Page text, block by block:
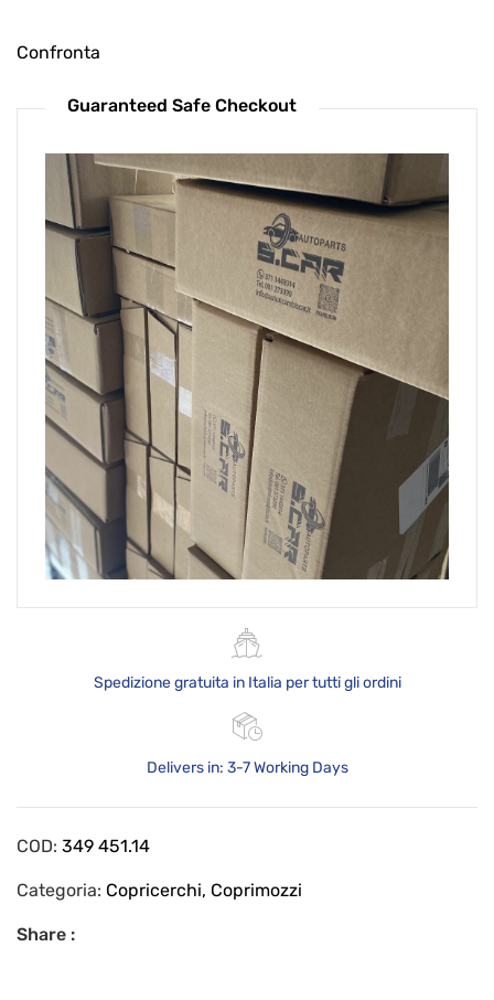
Confronta
Guaranteed Safe Checkout
Spedizione gratuita in Italia per tutti gli ordini
Delivers in: 3-7 Working Days
COD: 349 451.14
Categoria: Copricerchi, Coprimozzi
Share :